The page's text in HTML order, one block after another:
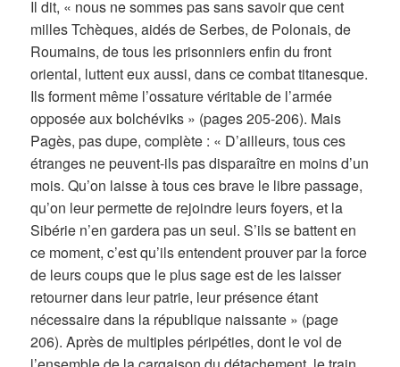
Il dit, « nous ne sommes pas sans savoir que cent
milles Tchèques, aidés de Serbes, de Polonais, de
Roumains, de tous les prisonniers enfin du front
oriental, luttent eux aussi, dans ce combat titanesque.
Ils forment même l’ossature véritable de l’armée
opposée aux bolchéviks » (pages 205-206). Mais
Pagès, pas dupe, complète : « D’ailleurs, tous ces
étranges ne peuvent-ils pas disparaître en moins d’un
mois. Qu’on laisse à tous ces brave le libre passage,
qu’on leur permette de rejoindre leurs foyers, et la
Sibérie n’en gardera pas un seul. S’ils se battent en
ce moment, c’est qu’ils entendent prouver par la force
de leurs coups que le plus sage est de les laisser
retourner dans leur patrie, leur présence étant
nécessaire dans la république naissante » (page
206). Après de multiples péripéties, dont le vol de